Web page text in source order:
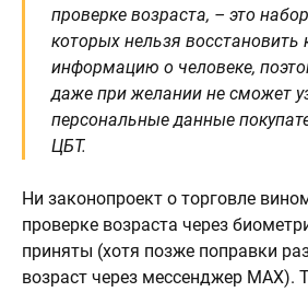
проверке возраста, – это
которых нельзя восстановить
информацию о человеке,
даже при желании не сможет
персональные данные
ЦБТ.
Ни законопроект о торговле
проверке возраста через
приняты (хотя позже поправки
возраст через мессенджер MAX).